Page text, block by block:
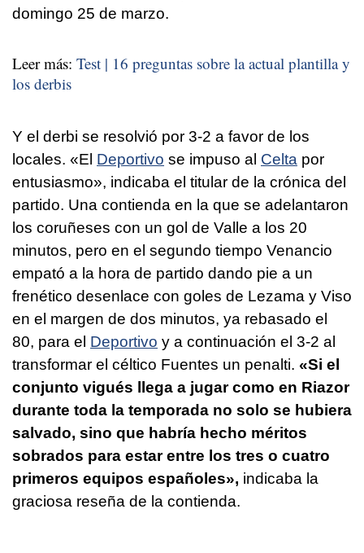
domingo 25 de marzo.
Leer más: Test | 16 preguntas sobre la actual plantilla y
los derbis
Y el derbi se resolvió por 3-2 a favor de los
locales. «El Deportivo se impuso al Celta por
entusiasmo», indicaba el titular de la crónica del
partido. Una contienda en la que se adelantaron
los coruñeses con un gol de Valle a los 20
minutos, pero en el segundo tiempo Venancio
empató a la hora de partido dando pie a un
frenético desenlace con goles de Lezama y Viso
en el margen de dos minutos, ya rebasado el
80, para el Deportivo y a continuación el 3-2 al
transformar el céltico Fuentes un penalti. «Si el
conjunto vigués llega a jugar como en Riazor
durante toda la temporada no solo se hubiera
salvado, sino que habría hecho méritos
sobrados para estar entre los tres o cuatro
primeros equipos españoles», indicaba la
graciosa reseña de la contienda.